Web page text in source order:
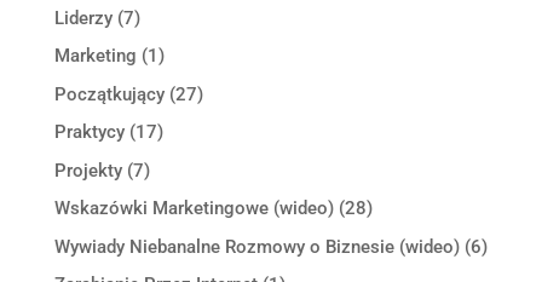
Liderzy(7)
Marketing (1)
Początkujący(27)
Praktycy(17)
Projekty(7)
Wskazówki Marketingowe (wideo)(28)
Wywiady Niebanalne Rozmowy o Biznesie (wideo)(6)